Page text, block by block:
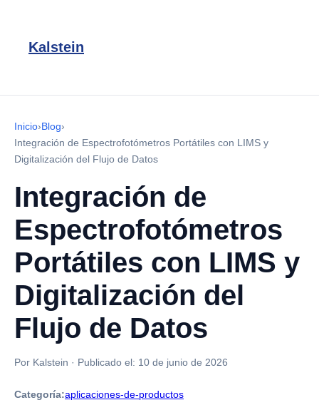
Kalstein
Inicio›Blog›
Integración de Espectrofotómetros Portátiles con LIMS y
Digitalización del Flujo de Datos
Integración de
Espectrofotómetros
Portátiles con LIMS y
Digitalización del
Flujo de Datos
Por Kalstein · Publicado el: 10 de junio de 2026
Categoría:aplicaciones-de-productos